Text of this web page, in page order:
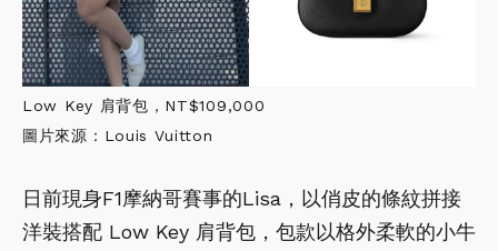
Low Key 肩背包，NT$109,000
圖片來源：Louis Vuitton
日前現身F1摩納哥賽事的Lisa，以俏皮的條紋拼接
洋裝搭配 Low Key 肩背包，包款以格外柔軟的小牛